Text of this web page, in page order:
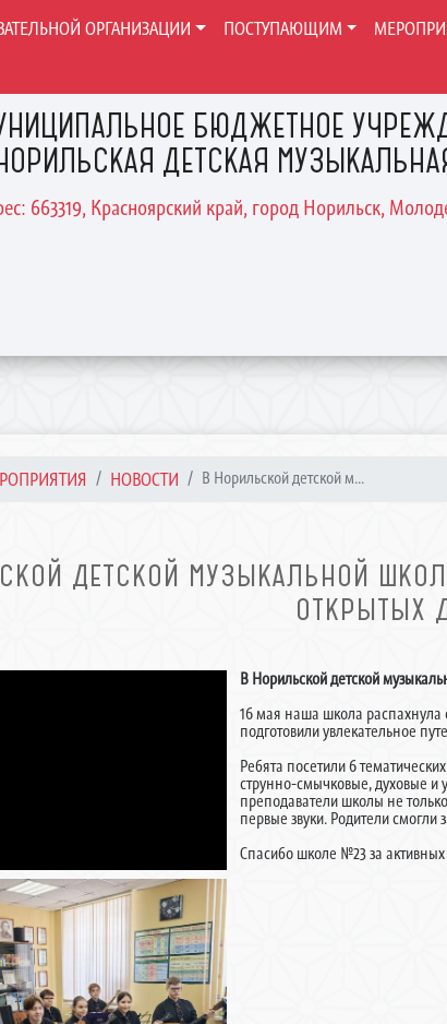
БЮДЖЕТНОЕ
ДЕТСКАЯ
663319, Красноярский край, город Норильск,
ОРГАНИЗАЦИИ ПОСТУПАЮЩИМ
НОВОСТИ В Норильской детской м...
ДЕТСКОЙ МУЗЫКАЛЬНОЙ
ОТКРЫТЫХ
В Норильской детской
16 мая наша школа
подготовили увлекательное
Ребята посетили 6
струнно-смычковые, духовые и
преподаватели школы не
первые звуки. Родители смогли
Спасибо школе №23 за